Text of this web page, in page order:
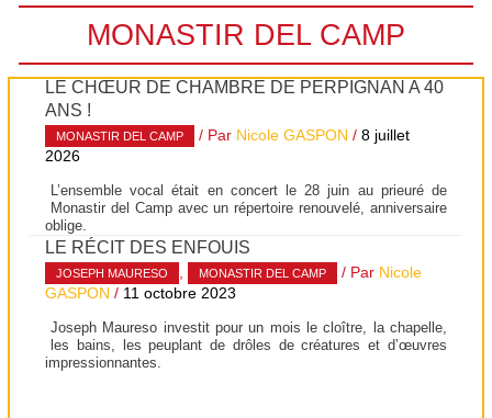
MONASTIR DEL CAMP
LE CHŒUR DE CHAMBRE DE PERPIGNAN A 40
ANS !
MONASTIR DEL CAMP / Par Nicole GASPON /8 juillet
2026
L’ensemble vocal était en concert le 28 juin au prieuré de
Monastir del Camp avec un répertoire renouvelé, anniversaire
oblige.
LE RÉCIT DES ENFOUIS
JOSEPH MAURESO , MONASTIR DEL CAMP / Par Nicole
GASPON / 11 octobre 2023
Joseph Maureso investit pour un mois le cloître, la chapelle,
les bains, les peuplant de drôles de créatures et d’œuvres
impressionnantes.